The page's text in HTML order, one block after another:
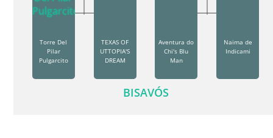
Torre Del
Pilar
Pulgarcito
TEXAS OF
UTTOPIA'S
DREAM
Aventura do
Chi's Blu
Man
Naima de
Indicami
BISAVÓS